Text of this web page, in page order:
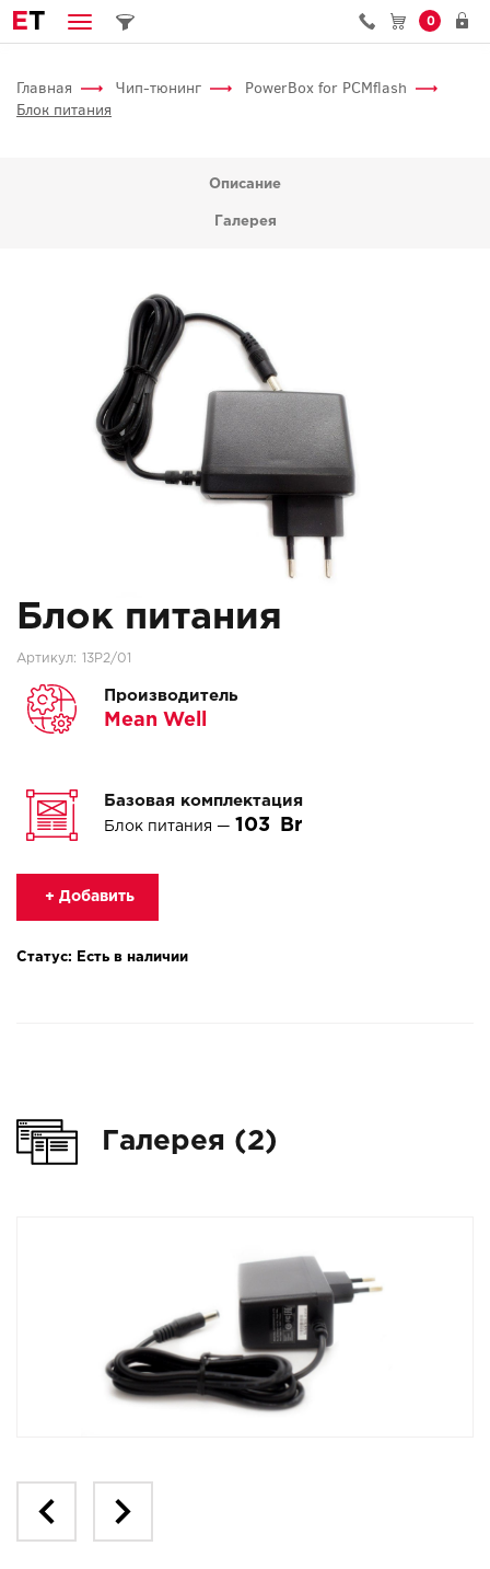
ET 0
Главная Чип-тюнинг
PowerBox for PCMflash
Блок питания
Описание
Галерея
Блок питания
Артикул: 13P2/01
Производитель
Mean Well
Базовая комплектация
Блок питания — 103
+ Добавить
Статус: Есть в наличии
Галерея (2)